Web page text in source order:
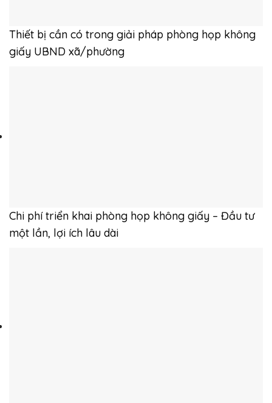
Thiết bị cần có trong giải pháp phòng họp không
giấy UBND xã/phường
Chi phí triển khai phòng họp không giấy – Đầu tư
một lần, lợi ích lâu dài